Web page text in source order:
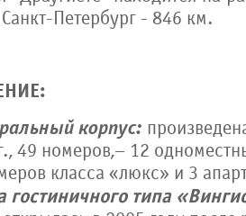
Петербург - 846 км.
корпус:
49 номеров,– 12
класса «люкс» и 3
гостиничного типа